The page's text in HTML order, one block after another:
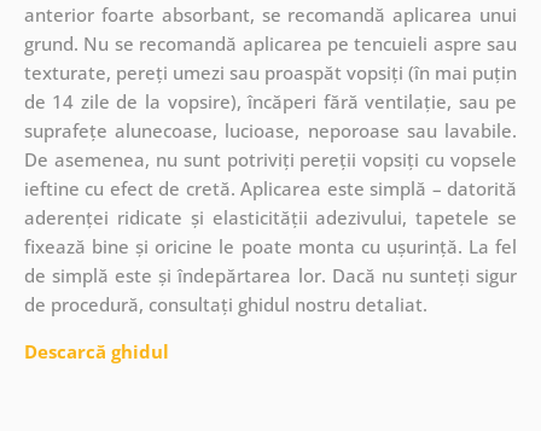
anterior foarte absorbant, se recomandă aplicarea unui
grund. Nu se recomandă aplicarea pe tencuieli aspre sau
texturate, pereți umezi sau proaspăt vopsiți (în mai puțin
de 14 zile de la vopsire), încăperi fără ventilație, sau pe
suprafețe alunecoase, lucioase, neporoase sau lavabile.
De asemenea, nu sunt potriviți pereții vopsiți cu vopsele
ieftine cu efect de cretă. Aplicarea este simplă – datorită
aderenței ridicate și elasticității adezivului, tapetele se
fixează bine și oricine le poate monta cu ușurință. La fel
de simplă este și îndepărtarea lor. Dacă nu sunteți sigur
de procedură, consultați ghidul nostru detaliat.
Descarcă ghidul